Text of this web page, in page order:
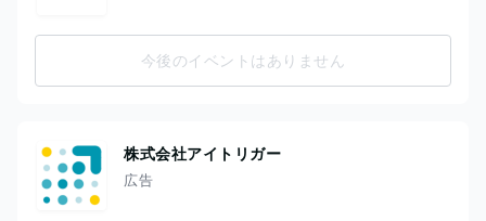
今後のイベントはありません
株式会社アイトリガー
広告